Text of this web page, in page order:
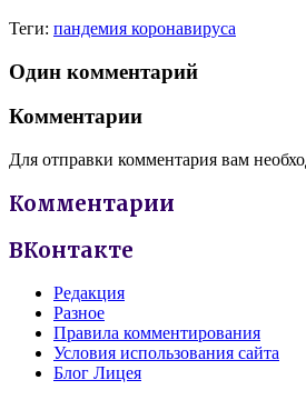
Теги: пандемия коронавируса
Один комментарий
Комментарии
Для отправки комментария вам
Комментарии
ВКонтакте
Редакция
Разное
Правила комментирования
Условия использования сайта
Блог Лицея